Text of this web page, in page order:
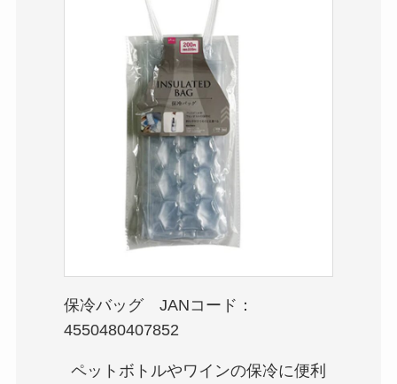
保冷バッグ JANコード：
4550480407852
ペットボトルやワインの保冷に便利